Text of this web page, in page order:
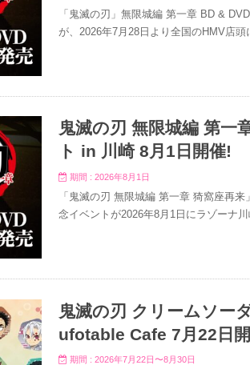
「鬼滅の刃」無限城編 第一章 BD &
が、2026年7月28日より全国のHMV店頭
鬼滅の刃 無限城編 第一
ト in 川崎 8月1日開催!
期間 : 2026年8月1日
「鬼滅の刃 無限城編 第一章 猗窩座再
念イベントが2026年8月1日にラゾーナ
鬼滅の刃 クリームソー
ufotable Cafe 7月22日
期間 : 2026年7月22日〜8月30日